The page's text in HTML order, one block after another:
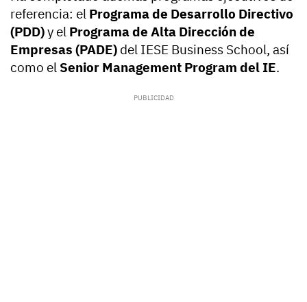
referencia: el Programa de Desarrollo Directivo
(PDD)y el Programa de Alta Dirección de
Empresas (PADE) del IESE Business School, así
como el Senior Management Program del IE.